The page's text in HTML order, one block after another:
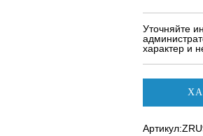
Уточняйте
характер и